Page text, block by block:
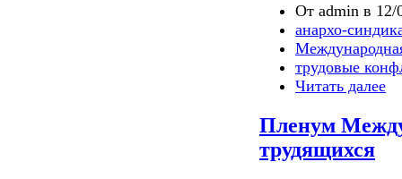
От admin в 12/
анархо-
трудовые
Читать далее
Пленум
трудящихся